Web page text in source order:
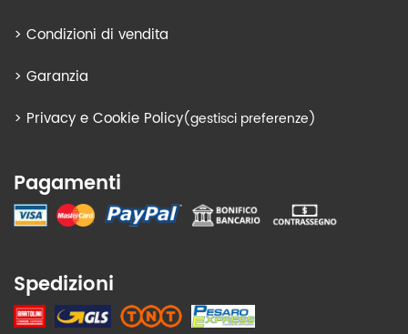
> Condizioni di vendita
> Garanzia
> Privacy e Cookie Policy(gestisci preferenze)
Pagamenti
Spedizioni